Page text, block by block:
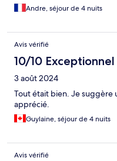
Andre, séjour de 4 nuits
Avis vérifié
10/10 Exceptionnel
3 août 2024
Tout était bien. Je suggère
apprécié.
Guylaine, séjour de 4 nuits
Avis vérifié